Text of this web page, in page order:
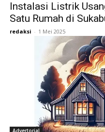
Instalasi Listrik
Satu Rumah di
redaksi - 1 Mei 2025
Advertorial